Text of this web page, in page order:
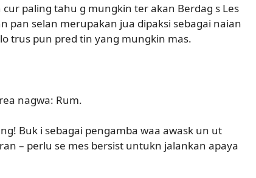
paling tahu g mungkin ter akan Berdag s Les
pan selan merupakan jua dipaksi sebagai naian
trus pun pred tin yang mungkin mas.
nagwa: Rum.
Buk i sebagai pengamba waa awask un ut
– perlu se mes bersist untukn jalankan apaya